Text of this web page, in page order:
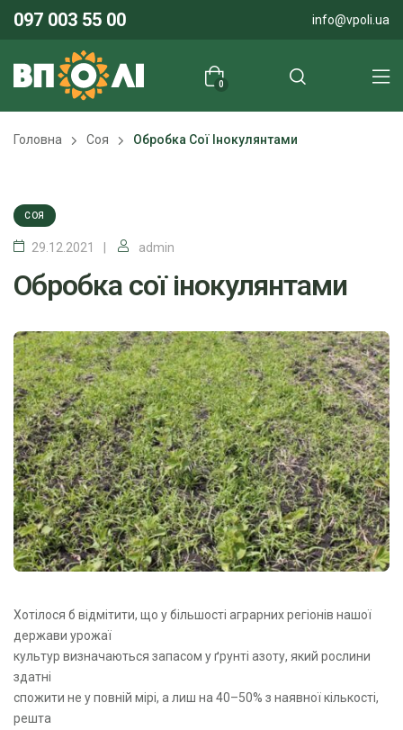
097 003 55 00 info@vpoli.ua
0
Головна Соя Обробка Сої Інокулянтами
СОЯ
29.12.2021 admin
Обробка сої інокулянтами
Хотілося б відмітити, що у більшості аграрних регіонів нашої
держави урожаї
культур визначаються запасом у ґрунті азоту, який рос­ли­ни
здатні
спо­­жи­ти не у повній мірі, а лиш на 40–50% з наявної кількості,
ре­ш­та